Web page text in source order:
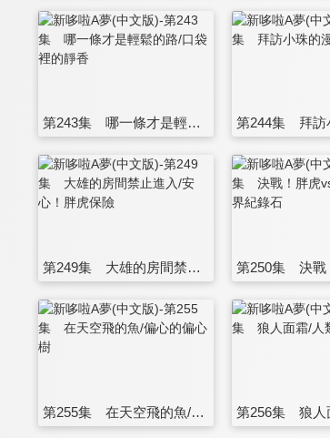
第243集 哪一條才是輕鬆的路/口袋裡的靜香
第249集 大雄的房間禁止進入/安心！胖虎保險
第255集 在天空飛的魚/偏心的偏心樹